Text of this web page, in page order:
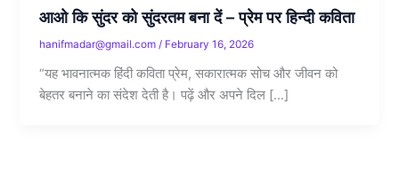
आओ कि सुंदर को सुंदरतम बना दें – प्रेम पर हिन्दी कविता
hanifmadar@gmail.com/ February 16, 2026
“यह भावनात्मक हिंदी कविता प्रेम, सकारात्मक सोच और जीवन को
बेहतर बनाने का संदेश देती है। पढ़ें और अपने दिल […]